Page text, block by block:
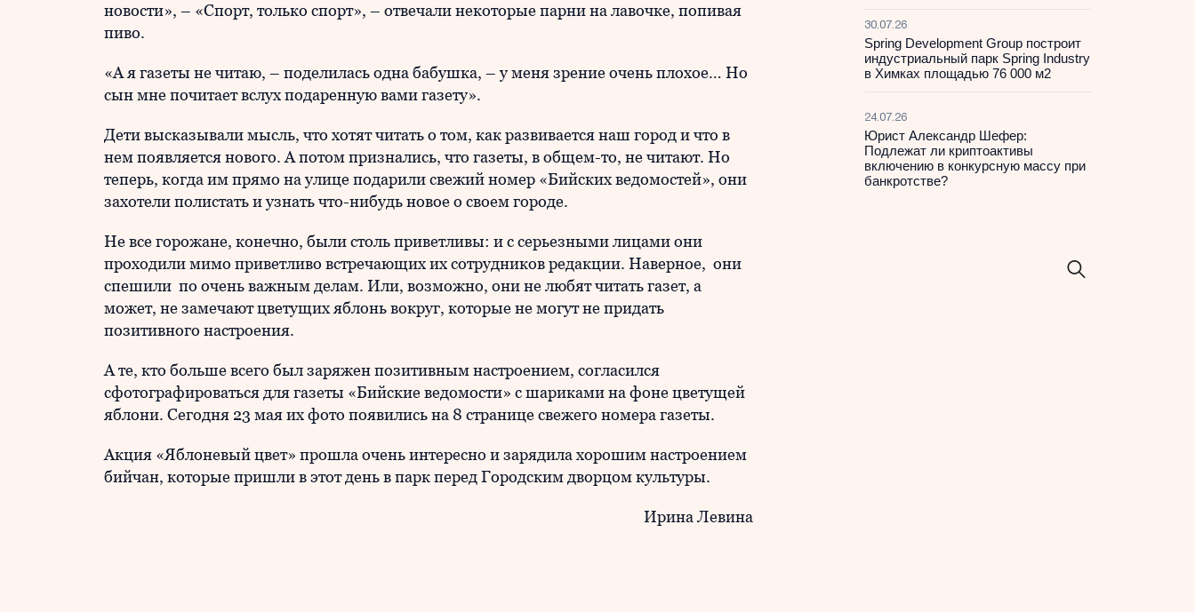
новости», – «Спорт, только спорт», – отвечали некоторые парни на лавочке, попивая
пиво.
«А я газеты не читаю, – поделилась одна бабушка, – у меня зрение очень плохое… Но
сын мне почитает вслух подаренную вами газету».
Дети высказывали мысль, что хотят читать о том, как развивается наш город и что в
нем появляется нового. А потом признались, что газеты, в общем-то, не читают. Но
теперь, когда им прямо на улице подарили свежий номер «Бийских ведомостей», они
захотели полистать и узнать что-нибудь новое о своем городе.
Не все горожане, конечно, были столь приветливы: и с серьезными лицами они
проходили мимо приветливо встречающих их сотрудников редакции. Наверное, они
спешили по очень важным делам. Или, возможно, они не любят читать газет, а
может, не замечают цветущих яблонь вокруг, которые не могут не придать
позитивного настроения.
А те, кто больше всего был заряжен позитивным настроением, согласился
сфотографироваться для газеты «Бийские ведомости» с шариками на фоне цветущей
яблони. Сегодня 23 мая их фото появились на 8 странице свежего номера газеты.
Акция «Яблоневый цвет» прошла очень интересно и зарядила хорошим настроением
бийчан, которые пришли в этот день в парк перед Городским дворцом культуры.
Ирина Левина
30.07.26
Spring Development Group построит
индустриальный парк Spring Industry
в Химках площадью 76 000 м2
24.07.26
Юрист Александр Шефер:
Подлежат ли криптоактивы
включению в конкурсную массу при
банкротстве?